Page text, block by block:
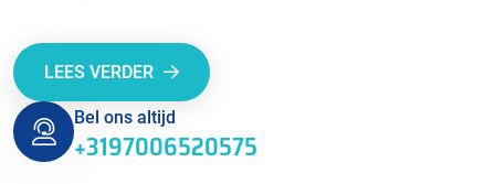
LEES VERDER
Bel ons altijd
+3197006520575